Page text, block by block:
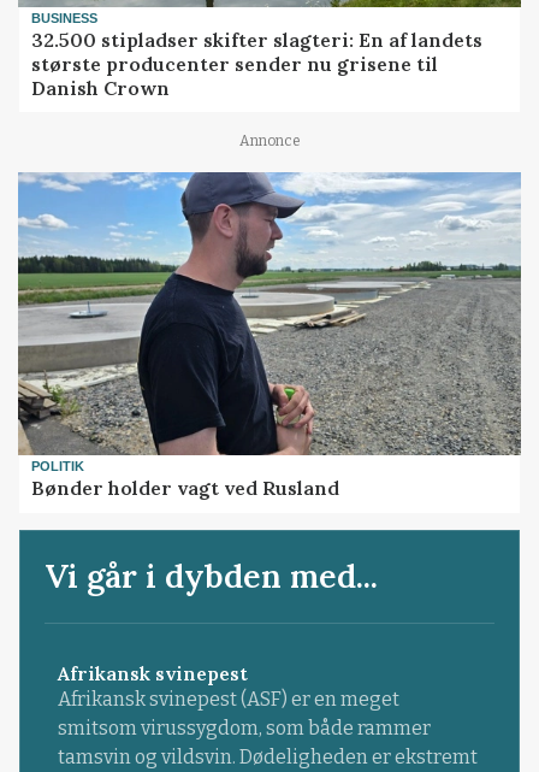
BUSINESS
32.500 stipladser skifter slagteri: En af landets
største producenter sender nu grisene til
Danish Crown
Annonce
POLITIK
Bønder holder vagt ved Rusland
Vi går i dybden med...
Afrikansk svinepest
Afrikansk svinepest (ASF) er en meget
smitsom virussygdom, som både rammer
tamsvin og vildsvin. Dødeligheden er ekstremt